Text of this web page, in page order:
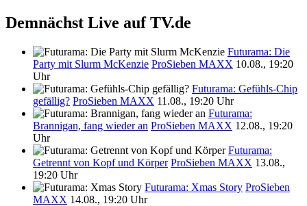
Demnächst Live auf TV.de
Futurama: Die
Party mit Slurm McKenzie ProSieben MAXX 10.08., 19:20
Uhr
Futurama: Gefühls-Chip
gefällig? ProSieben MAXX 11.08., 19:20 Uhr
Futurama:
Brannigan, fang wieder an ProSieben MAXX 12.08., 19:20
Uhr
Futurama:
Getrennt von Kopf und Körper ProSieben MAXX 13.08.,
19:20 Uhr
Futurama: Xmas Story ProSieben
MAXX 14.08., 19:20 Uhr